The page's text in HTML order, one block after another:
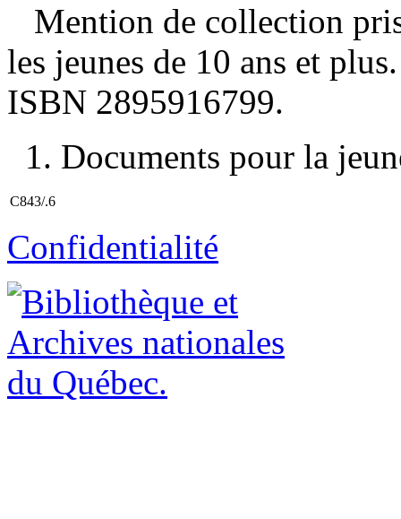
Mention de collection
les jeunes de 10 ans et
ISBN 2895916799.
1. Documents pour la
C843/.6
Confidentialité